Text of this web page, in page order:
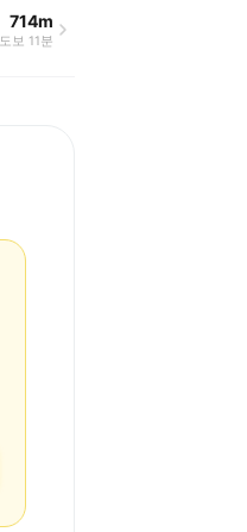
714m
도보 11분